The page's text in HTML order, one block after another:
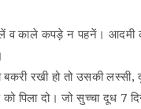
व काले कपड़े न पहनें। आदमी
रखी हो तो उसकी लस्सी,
पिला दो। जो सुच्चा दूध 7